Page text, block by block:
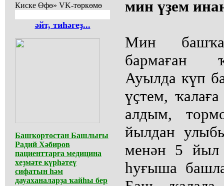
Киске Өфө» VK-төркөмө
әйт, тиһәгеҙ...
Башҡортостан Башлығы
Радий Хәбиров
пациенттарға медицина
хеҙмәте күрһәтеү
сифатын һәм
дауаханаларҙа ҡайһы бер
мин үҙем
Мин
бармаған
Ауылда күп
үҫтем,
алдым,
йылдан
менән 5 йыл
һуғыша